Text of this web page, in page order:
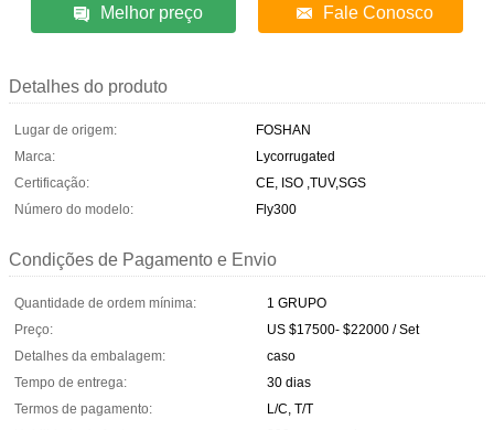
Melhor preço Fale Conosco
Detalhes do produto
Lugar de origem:
FOSHAN
Marca:
Lycorrugated
Certificação:
CE, ISO ,TUV,SGS
Número do modelo:
Fly300
Condições de Pagamento e Envio
Quantidade de ordem mínima:
1 GRUPO
Preço:
US $17500- $22000 / Set
Detalhes da embalagem:
caso
Tempo de entrega:
30 dias
Termos de pagamento:
L/C, T/T